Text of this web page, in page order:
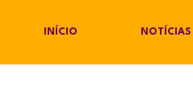
INÍCIO NOTÍCIAS